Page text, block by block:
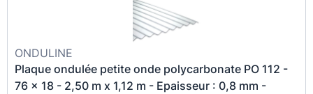
ONDULINE
Plaque ondulée petite onde polycarbonate PO 112 -
76 x 18 - 2,50 m x 1,12 m - Epaisseur : 0,8 mm -